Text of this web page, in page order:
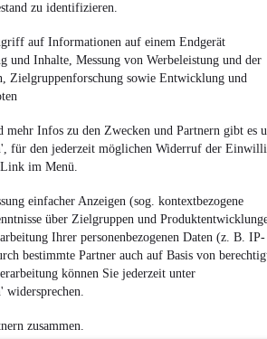
zu identifizieren.
auf Informationen auf einem Endgerät
und Inhalte, Messung von Werbeleistung und der
Zielgruppenforschung sowie Entwicklung und
Infos zu den Zwecken und Partnern gibt es
für den jederzeit möglichen Widerruf der
Link im Menü.
einfacher Anzeigen (sog. kontextbezogene
über Zielgruppen und
Ihrer personenbezogenen Daten (z. B. IP-
bestimmte Partner auch auf Basis von
können Sie jederzeit unter
widersprechen.
zusammen.